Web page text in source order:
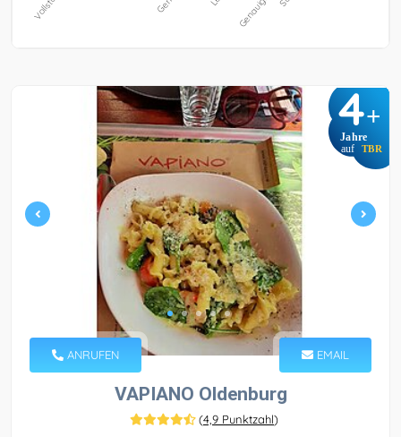
4+
Jahre
auf TBR
ANRUFEN EMAIL
VAPIANO Oldenburg
(4,9 Punktzahl)